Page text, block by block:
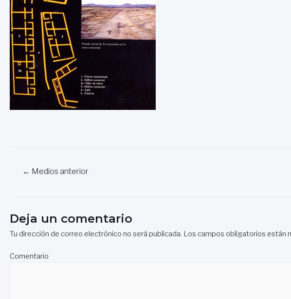
Navegación
entradas
← Medios anterior
Deja un comentario
Tu dirección de correo electrónico no será publicada. Los campos obligatorios están
Comentario